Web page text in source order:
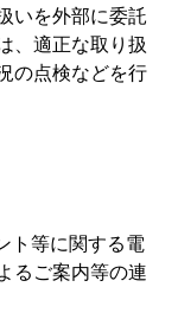
いを外部に委託
、適正な取り扱
の点検などを行
ト等に関する電
るご案内等の連